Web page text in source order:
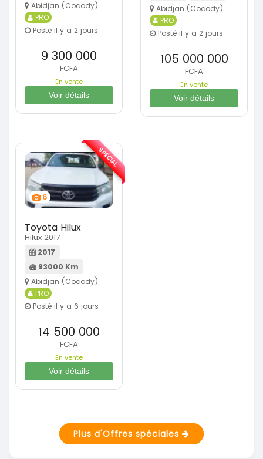
Abidjan (Cocody)
PRO
Posté il y a 2 jours
9 300 000
FCFA
En vente
Voir détails
Abidjan (Cocody)
PRO
Posté il y a 2 jours
105 000 000
FCFA
En vente
Voir détails
6
Toyota Hilux
Hilux 2017
2017
93000 Km
Abidjan (Cocody)
PRO
Posté il y a 6 jours
14 500 000
FCFA
En vente
Voir détails
SPÉCIAL
Plus d'Offres spéciales